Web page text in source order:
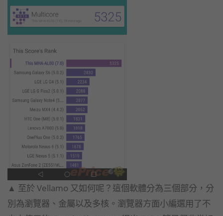
▲ 至於 Vellamo 又如何呢？這個軟體分為三個部分，分
別為瀏覽器、金屬以及多核。瀏覽器方面小編選用了不